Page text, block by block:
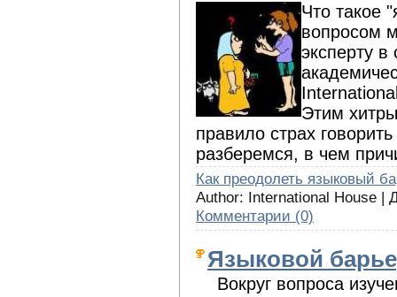
Что такое
вопросом
эксперту
Этим
правило страх
разберемся, в чем
Как преодолеть языковый
Author: International House |
Комментарии (0)
Языковой
Вокруг вопроса